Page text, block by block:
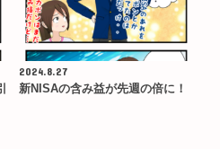
2024.8.27
新NISAの含み益が先週の倍に！